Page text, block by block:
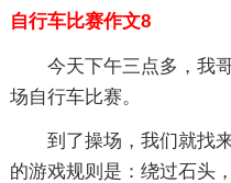
自行车比赛作文8
今天下午三点多，我
场自行车比赛。
到了操场，我们就找
的游戏规则是：绕过石头